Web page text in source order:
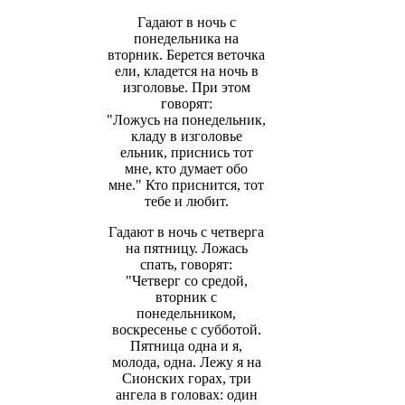
Гадают в ночь с
понедельника на
вторник. Берется веточка
ели, кладется на ночь в
изголовье. При этом
говорят:
"Ложусь на понедельник,
кладу в изголовье
ельник, приснись тот
мне, кто думает обо
мне." Кто приснится, тот
тебе и любит.
Гадают в ночь с четверга
на пятницу. Ложась
спать, говорят:
"Четверг со средой,
вторник с
понедельником,
воскресенье с субботой.
Пятница одна и я,
молода, одна. Лежу я на
Сионских горах, три
ангела в головах: один